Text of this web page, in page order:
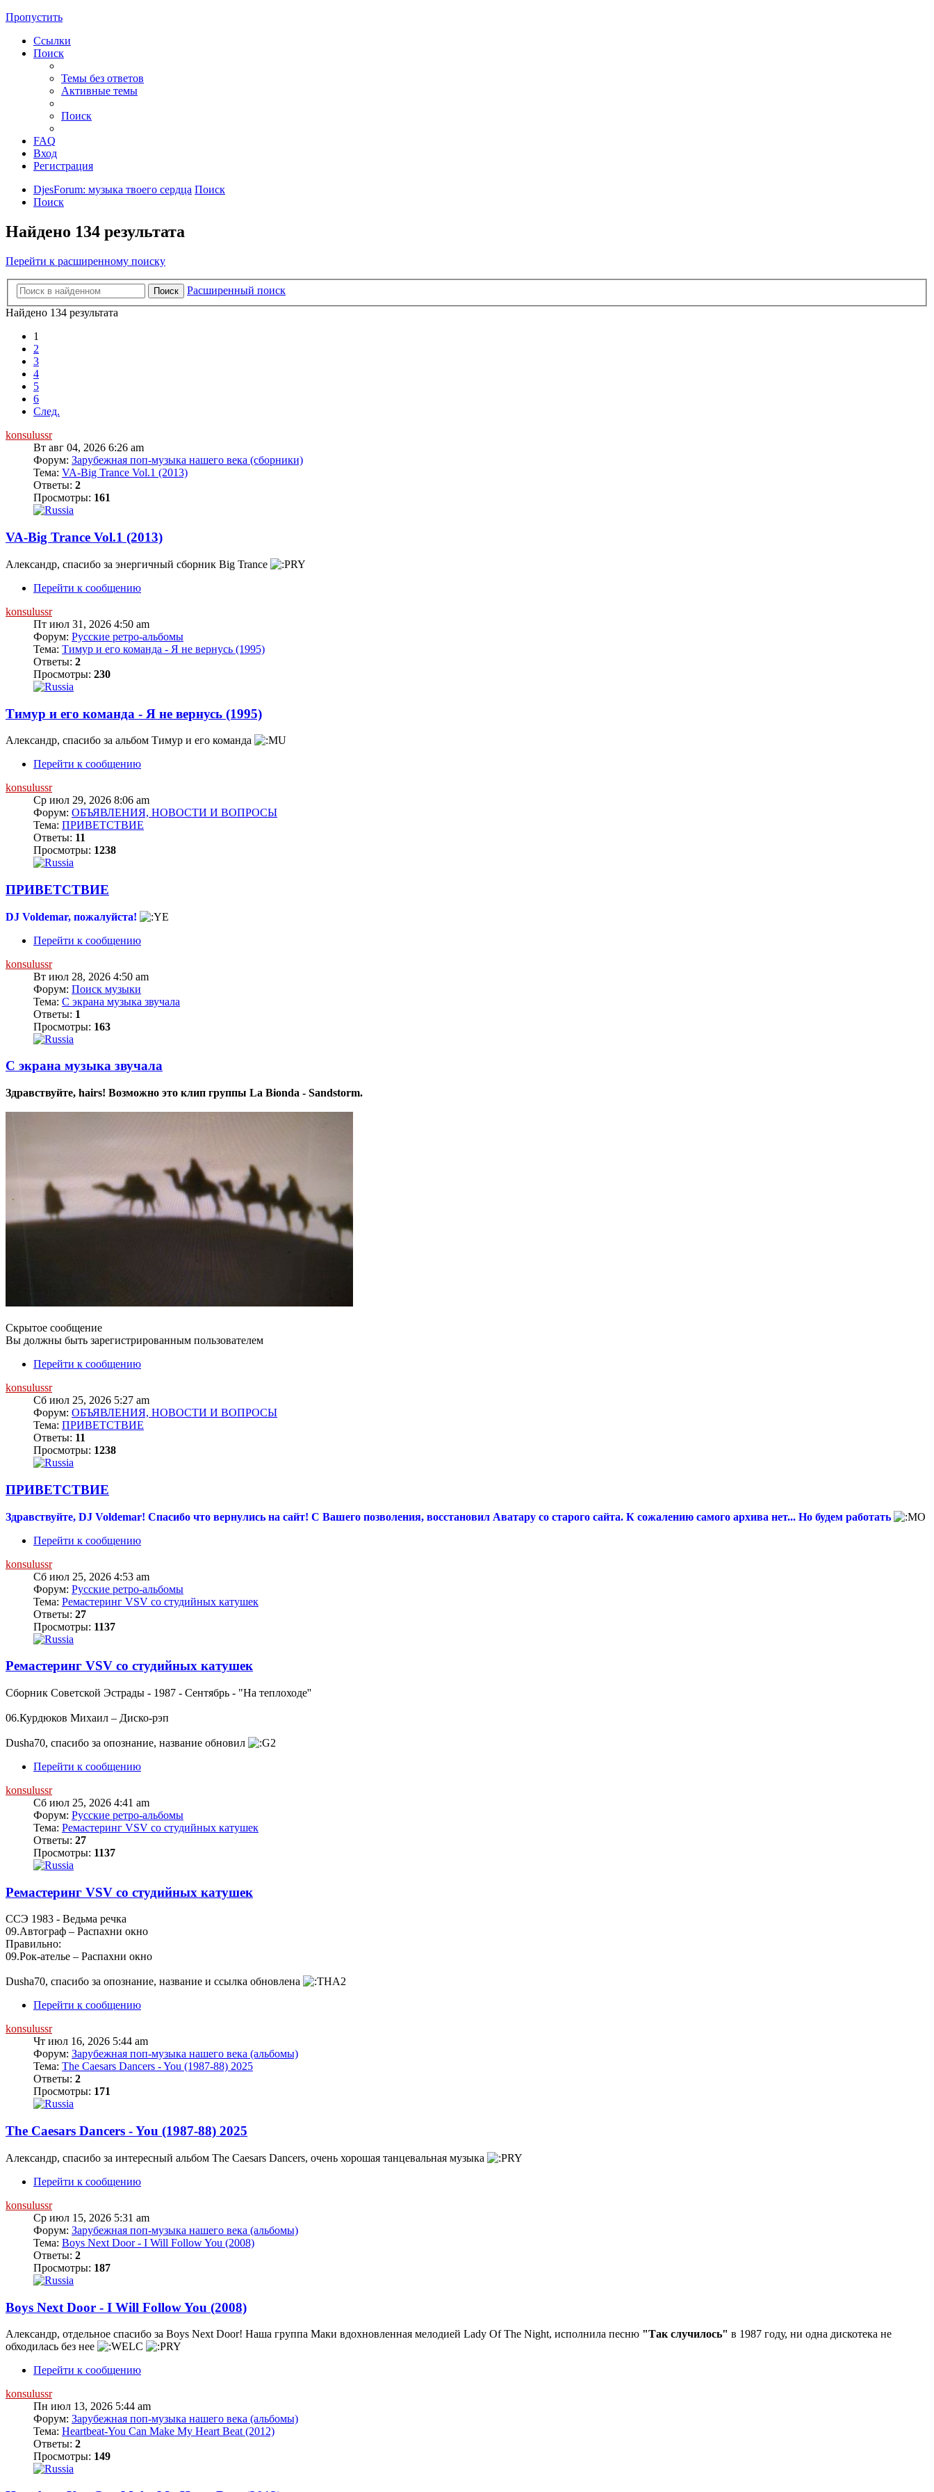
Пропустить
Ссылки
Поиск
Темы без ответов
Активные темы
Поиск
FAQ
Вход
Регистрация
DjesForum: музыка твоего сердца Поиск
Поиск
Найдено 134 результата
Перейти к расширенному поиску
Поиск
Расширенный поиск
Найдено 134 результата
1
2
3
4
5
6
След.
konsulussr
Вт авг 04, 2026 6:26 am
Форум: Зарубежная поп-музыка нашего века (сборники)
Тема: VA-Big Trance Vol.1 (2013)
Ответы: 2
Просмотры: 161
VA-Big Trance Vol.1 (2013)
Александр, спасибо за энергичный сборник Big Trance
Перейти к сообщению
konsulussr
Пт июл 31, 2026 4:50 am
Форум: Русские ретро-альбомы
Тема: Тимур и его команда - Я не вернусь (1995)
Ответы: 2
Просмотры: 230
Тимур и его команда - Я не вернусь (1995)
Александр, спасибо за альбом Тимур и его команда
Перейти к сообщению
konsulussr
Ср июл 29, 2026 8:06 am
Форум: ОБЪЯВЛЕНИЯ, НОВОСТИ И ВОПРОСЫ
Тема: ПРИВЕТСТВИЕ
Ответы: 11
Просмотры: 1238
ПРИВЕТСТВИЕ
DJ Voldemar, пожалуйста!
Перейти к сообщению
konsulussr
Вт июл 28, 2026 4:50 am
Форум: Поиск музыки
Тема: С экрана музыка звучала
Ответы: 1
Просмотры: 163
С экрана музыка звучала
Здравствуйте, hairs! Возможно это клип группы La Bionda - Sandstorm.
Скрытое сообщение
Вы должны быть зарегистрированным пользователем
Перейти к сообщению
konsulussr
Сб июл 25, 2026 5:27 am
Форум: ОБЪЯВЛЕНИЯ, НОВОСТИ И ВОПРОСЫ
Тема: ПРИВЕТСТВИЕ
Ответы: 11
Просмотры: 1238
ПРИВЕТСТВИЕ
Здравствуйте, DJ Voldemar! Спасибо что вернулись на сайт! С Вашего позволения, восстановил Аватару со старого сайта. К сожалению самого архива нет... Но будем работать
Перейти к сообщению
konsulussr
Сб июл 25, 2026 4:53 am
Форум: Русские ретро-альбомы
Тема: Ремастеринг VSV со студийных катушек
Ответы: 27
Просмотры: 1137
Ремастеринг VSV со студийных катушек
Сборник Советской Эстрады - 1987 - Сентябрь - "На теплоходе''
06.Курдюков Михаил – Диско-рэп
Dusha70, спасибо за опознание, название обновил
Перейти к сообщению
konsulussr
Сб июл 25, 2026 4:41 am
Форум: Русские ретро-альбомы
Тема: Ремастеринг VSV со студийных катушек
Ответы: 27
Просмотры: 1137
Ремастеринг VSV со студийных катушек
ССЭ 1983 - Ведьма речка
09.Автограф – Распахни окно
Правильно:
09.Рок-ателье – Распахни окно
Dusha70, спасибо за опознание, название и ссылка обновлена
Перейти к сообщению
konsulussr
Чт июл 16, 2026 5:44 am
Форум: Зарубежная поп-музыка нашего века (альбомы)
Тема: The Caesars Dancers - You (1987-88) 2025
Ответы: 2
Просмотры: 171
The Caesars Dancers - You (1987-88) 2025
Александр, спасибо за интересный альбом The Caesars Dancers, очень хорошая танцевальная музыка
Перейти к сообщению
konsulussr
Ср июл 15, 2026 5:31 am
Форум: Зарубежная поп-музыка нашего века (альбомы)
Тема: Boys Next Door - I Will Follow You (2008)
Ответы: 2
Просмотры: 187
Boys Next Door - I Will Follow You (2008)
Александр, отдельное спасибо за Boys Next Door! Наша группа Маки вдохновленная мелодией Lady Of The Night, исполнила песню "Так случилось" в 1987 году, ни одна дискотека не
обходилась без нее
Перейти к сообщению
konsulussr
Пн июл 13, 2026 5:44 am
Форум: Зарубежная поп-музыка нашего века (альбомы)
Тема: Heartbeat-You Can Make My Heart Beat (2012)
Ответы: 2
Просмотры: 149